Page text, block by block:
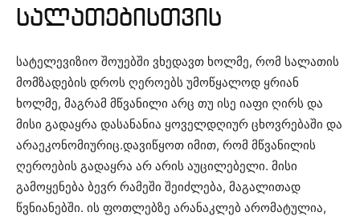
სალათებისთვის
სატელევიზიო შოუებში ვხედავთ ხოლმე, რომ სალათის
მომზადების დროს ღეროებს უმოწყალოდ ყრიან
ხოლმე, მაგრამ მწვანილი არც თუ ისე იაფი ღირს და
მისი გადაყრა დასანანია ყოველდღიურ ცხოვრებაში და
არაეკონომიურიც.დავიწყოთ იმით, რომ მწვანილის
ღეროების გადაყრა არ არის აუცილებელი. მისი
გამოყენება ბევრ რამეში შეიძლება, მაგალითად
წვნიანებში. ის ფოთლებზე არანაკლებ არომატულია,